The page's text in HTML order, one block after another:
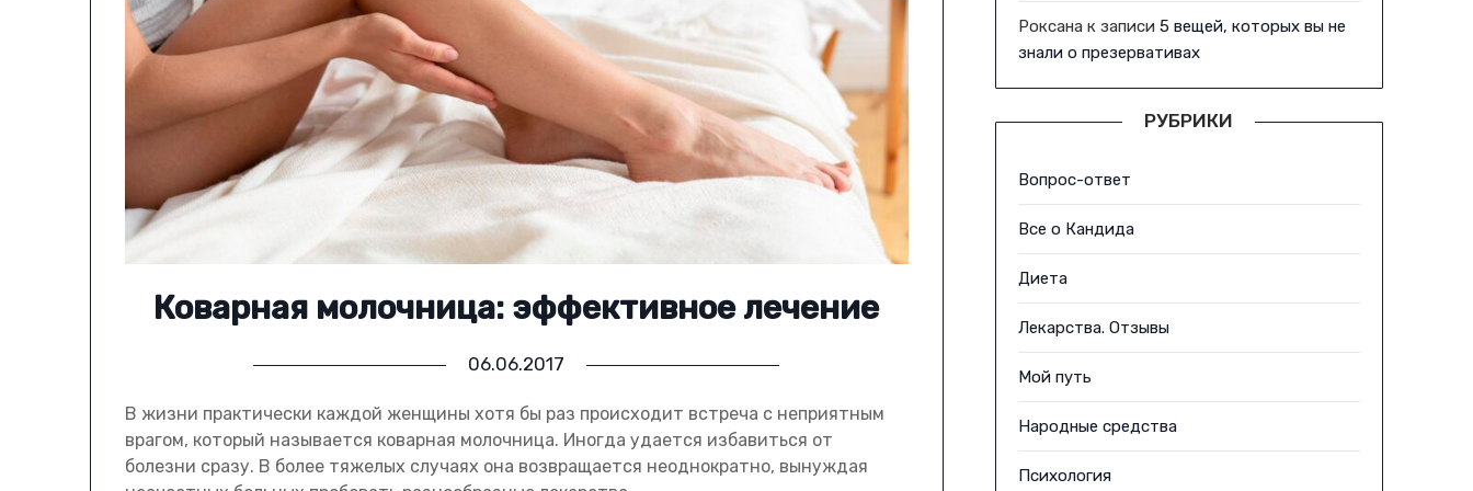
Коварная молочница: эффективное лечение
06.06.2017
В жизни практически каждой женщины хотя бы раз происходит встреча с неприятным
врагом, который называется коварная молочница. Иногда удается избавиться от
болезни сразу. В более тяжелых случаях она возвращается неоднократно, вынуждая
Роксана к записи 5 вещей, которых вы не
знали о презервативах
РУБРИКИ
Вопрос-ответ
Все о Кандида
Диета
Лекарства. Отзывы
Мой путь
Народные средства
Психология